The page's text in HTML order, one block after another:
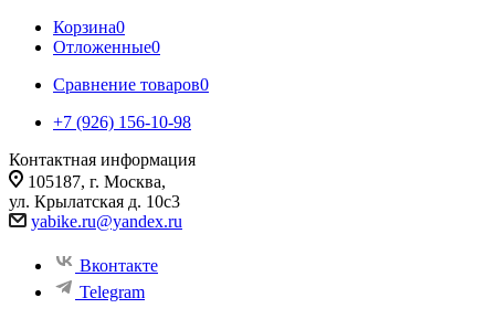
Корзина0
Отложенные0
Сравнение товаров0
+7 (926) 156-10-98
Контактная информация
105187, г. Москва,
ул. Крылатская д. 10с3
yabike.ru@yandex.ru
Вконтакте
Telegram